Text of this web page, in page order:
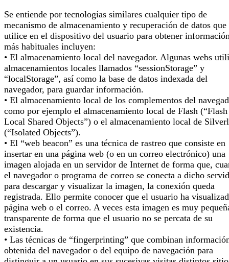
Se entiende por tecnologías similares cualquier tipo de
mecanismo de almacenamiento y recuperación de datos que
utilice en el dispositivo del usuario para obtener
más habituales incluyen:
• El almacenamiento local del navegador. Algunas webs
almacenamientos locales llamados “sessionStorage” y
“localStorage”, así como la base de datos indexada del
navegador, para guardar información.
• El almacenamiento local de los complementos del
como por ejemplo el almacenamiento local de Flash (“Flash
Local Shared Objects”) o el almacenamiento local de
(“Isolated Objects”).
• El “web beacon” es una técnica de rastreo que consiste en
insertar en una página web (o en un correo electrónico) una
imagen alojada en un servidor de Internet de forma que,
el navegador o programa de correo se conecta a dicho
para descargar y visualizar la imagen, la conexión queda
registrada. Ello permite conocer que el usuario ha
página web o el correo. A veces esta imagen es muy
transparente de forma que el usuario no se percata de su
existencia.
• Las técnicas de “fingerprinting” que combinan
obtenida del navegador o del equipo de navegación para